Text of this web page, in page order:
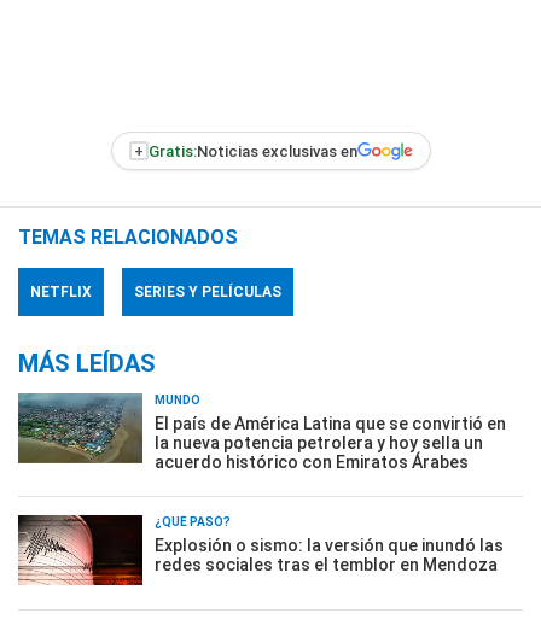
+ Gratis:Noticias exclusivas en
TEMAS RELACIONADOS
NETFLIX SERIES Y PELÍCULAS
MÁS LEÍDAS
MUNDO
El país de América Latina que se convirtió en
la nueva potencia petrolera y hoy sella un
acuerdo histórico con Emiratos Árabes
¿QUÉ PASÓ?
Explosión o sismo: la versión que inundó las
redes sociales tras el temblor en Mendoza